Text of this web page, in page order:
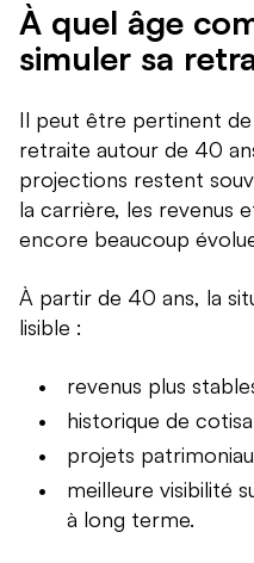
À quel âge
simuler sa
Il peut être pertinent
retraite autour de 40
projections restent
la carrière, les revenus
encore beaucoup
À partir de 40 ans, la
lisible :
revenus plus
historique de
projets
meilleure visibilité
à long terme.